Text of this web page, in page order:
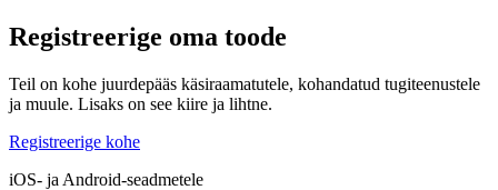
Registreerige oma toode
Teil on kohe juurdepääs käsiraamatutele, kohandatud tugiteenustele
ja muule. Lisaks on see kiire ja lihtne.
Registreerige kohe
iOS- ja Android-seadmetele